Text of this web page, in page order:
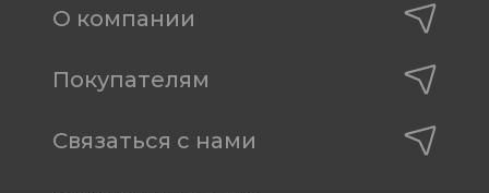
О компании
Покупателям
Связаться с нами